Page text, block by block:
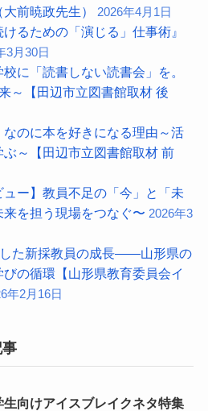
前暁政先生）
2026年4月1日
るための「演じる」仕事術』
3月30日
に「読書しない読書会」を。
～【田辺市立図書館取材 後
なのに本を好きになる理由～活
～【田辺市立図書館取材 前
ュー】教員不足の「今」と「未
を担う現場をつなぐ〜 2026年3
した新採教員の成長――山形県の
の循環【山形県教育委員会イ
年2月16日
生向けアイスブレイクネタ特集